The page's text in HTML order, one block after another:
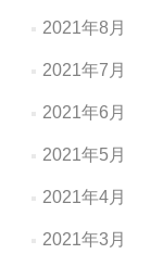
2021年8月
2021年7月
2021年6月
2021年5月
2021年4月
2021年3月